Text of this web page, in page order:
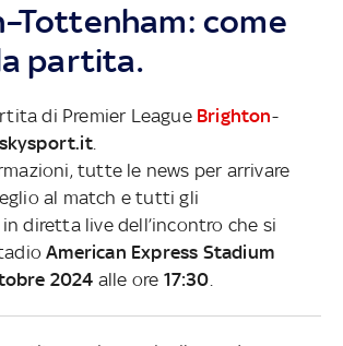
come
partita.
di Premier League Brighton-
skysport.it.
tutte le news per arrivare
al match e tutti gli
diretta live dell’incontro che si
American Express Stadium
2024 alle ore 17:30